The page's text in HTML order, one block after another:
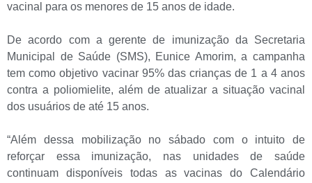
vacinal para os menores de 15 anos de idade.
De acordo com a gerente de imunização da Secretaria
Municipal de Saúde (SMS), Eunice Amorim, a campanha
tem como objetivo vacinar 95% das crianças de 1 a 4 anos
contra a poliomielite, além de atualizar a situação vacinal
dos usuários de até 15 anos.
“Além dessa mobilização no sábado com o intuito de
reforçar essa imunização, nas unidades de saúde
continuam disponíveis todas as vacinas do Calendário